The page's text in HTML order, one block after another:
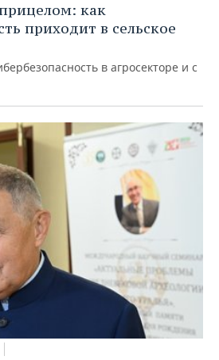
как
приходит в сельское
в агросекторе и с